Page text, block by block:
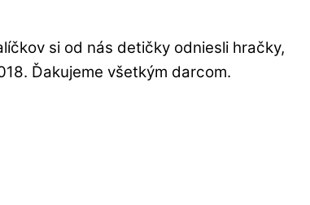
si od nás detičky odniesli hračky,
Ďakujeme všetkým darcom.